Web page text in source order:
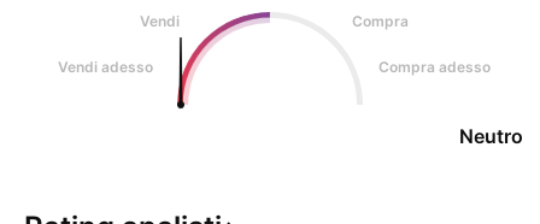
Vendi
Compra
Vendi adesso Compra adesso
Neutro